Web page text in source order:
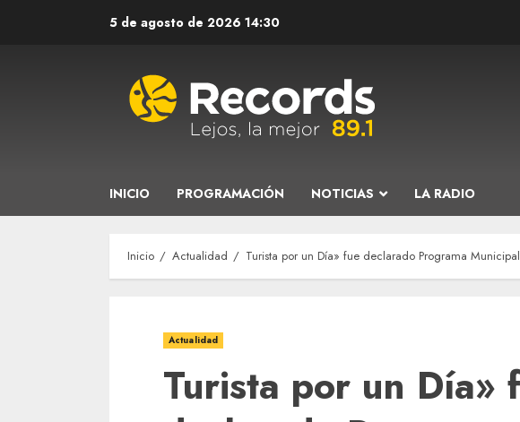
5 de agosto de 2026 14:30
INICIO PROGRAMACIÓN NOTICIAS LA RADIO
Inicio Actualidad Turista por un Día» fue declarado Programa Municipal
Actualidad
Turista por un Día»